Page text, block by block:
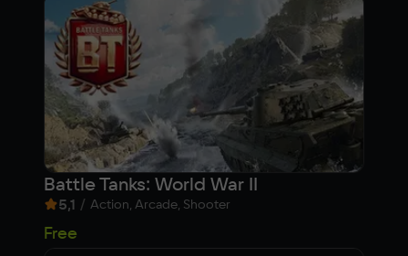
Battle Tanks: World War II
5,1 / Action, Arcade, Shooter
Free